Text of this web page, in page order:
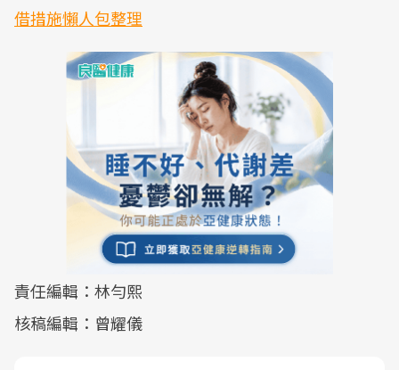
借措施懶人包整理
責任編輯：林勻熙
核稿編輯：曾耀儀